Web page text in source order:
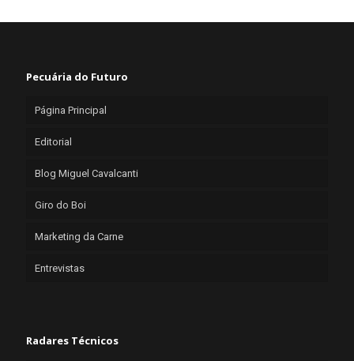
Pecuária do Futuro
Página Principal
Editorial
Blog Miguel Cavalcanti
Giro do Boi
Marketing da Carne
Entrevistas
Radares Técnicos